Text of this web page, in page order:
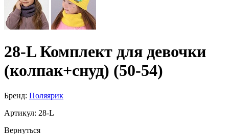
28-L Комплект для девочки
(колпак+снуд) (50-54)
Бренд: Поляярик
Артикул: 28-L
Вернуться